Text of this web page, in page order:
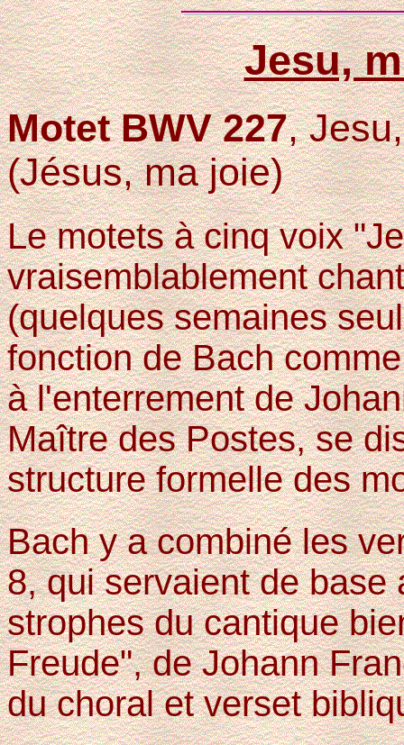
Jesu,
Motet BWV 227,
(Jésus, ma joie)
Le motets à cinq voix
vraisemblablement
(quelques semaines
fonction de Bach
à l'enterrement de
Maître des Postes, se
structure formelle des
Bach y a combiné les
8, qui servaient de base
strophes du cantique
Freude", de Johann
du choral et verset